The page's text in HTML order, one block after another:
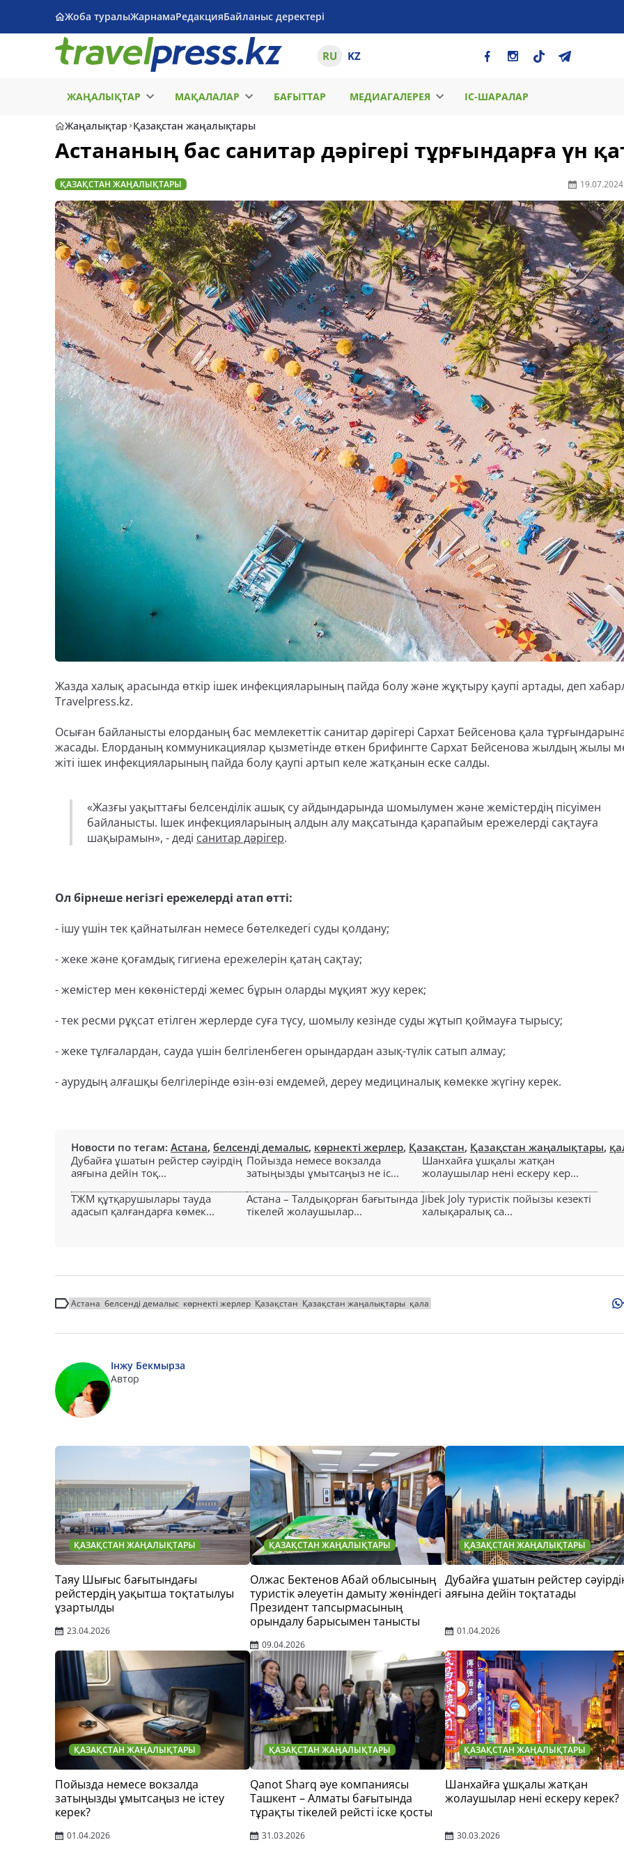
Жоба туралыЖарнамаРедакцияБайланыс деректері
RU KZ
ЖАҢАЛЫҚТАР МАҚАЛАЛАР БАҒЫТТАР МЕДИАГАЛЕРЕЯ ІС-ШАРАЛАР
Жаңалықтар Қазақстан жаңалықтары
Астананың бас санитар дәрігері тұрғындарға үн
ҚАЗАҚСТАН ЖАҢАЛЫҚТАРЫ 19.07.2024
Жазда халық арасында өткір ішек инфекцияларының пайда болу және жұқтыру қаупі артады, деп
Travelpress.kz.
Осыған байланысты елорданың бас мемлекеттік санитар дәрігері Сархат Бейсенова қала
жасады. Елорданың коммуникациялар қызметінде өткен брифингте Сархат Бейсенова жылдың жылы
жіті ішек инфекцияларының пайда болу қаупі артып келе жатқанын еске салды.
«Жазғы уақыттағы белсенділік ашық су айдындарында шомылумен және жемістердің пісуімен
байланысты. Ішек инфекцияларының алдын алу мақсатында қарапайым ережелерді сақтауға
шақырамын», - деді санитар дәрігер.
Ол бірнеше негізгі ережелерді атап өтті:
- ішу үшін тек қайнатылған немесе бөтелкедегі суды қолдану;
- жеке және қоғамдық гигиена ережелерін қатаң сақтау;
- жемістер мен көкөністерді жемес бұрын оларды мұқият жуу керек;
- тек ресми рұқсат етілген жерлерде суға түсу, шомылу кезінде суды жұтып қоймауға тырысу;
- жеке тұлғалардан, сауда үшін белгіленбеген орындардан азық-түлік сатып алмау;
- аурудың алғашқы белгілерінде өзін-өзі емдемей, дереу медициналық көмекке жүгіну керек.
Новости по тегам: Астана, белсенді демалыс, көрнекті жерлер, Қазақстан, Қазақстан жаңалықтары,
Дубайға ұшатын рейстер сәуірдің
аяғына дейін тоқ...
Пойызда немесе вокзалда
затыңызды ұмытсаңыз не іс...
Шанхайға ұшқалы жатқан
жолаушылар нені ескеру кер...
ТЖМ құтқарушылары тауда
адасып қалғандарға көмек...
Астана – Талдықорған бағытында
тікелей жолаушылар...
Jibek Joly туристік пойызы кезекті
халықаралық са...
Астана белсенді демалыс көрнекті жерлер Қазақстан Қазақстан жаңалықтары қала
Інжу Бекмырза
Автор
ҚАЗАҚСТАН ЖАҢАЛЫҚТАРЫ
Таяу Шығыс бағытындағы
рейстердің уақытша тоқтатылуы
ұзартылды
23.04.2026
ҚАЗАҚСТАН ЖАҢАЛЫҚТАРЫ
Олжас Бектенов Абай облысының
туристік әлеуетін дамыту жөніндегі
Президент тапсырмасының
орындалу барысымен танысты
09.04.2026
ҚАЗАҚСТАН ЖАҢАЛЫҚТАРЫ
Дубайға ұшатын рейстер
аяғына дейін тоқтатады
01.04.2026
ҚАЗАҚСТАН ЖАҢАЛЫҚТАРЫ
Пойызда немесе вокзалда
затыңызды ұмытсаңыз не істеу
керек?
01.04.2026
ҚАЗАҚСТАН ЖАҢАЛЫҚТАРЫ
Qanot Sharq әуе компаниясы
Ташкент – Алматы бағытында
тұрақты тікелей рейсті іске қосты
31.03.2026
ҚАЗАҚСТАН ЖАҢАЛЫҚТАРЫ
Шанхайға ұшқалы жатқан
жолаушылар нені ескеру керек?
30.03.2026